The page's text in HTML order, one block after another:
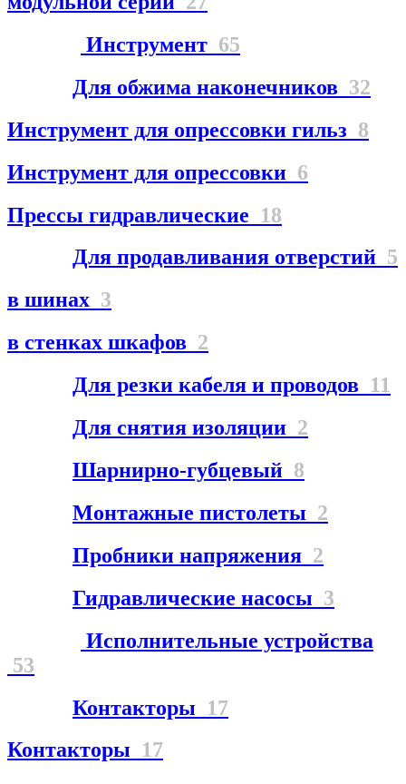
Инструмент 65
Для обжима наконечников 32
Инструмент для опрессовки гильз 8
Инструмент для опрессовки 6
Прессы гидравлические 18
Для продавливания отверстий 5
в шинах 3
в стенках шкафов 2
Для резки кабеля и проводов 11
Для снятия изоляции 2
Шарнирно-губцевый 8
Монтажные пистолеты 2
Пробники напряжения 2
Гидравлические насосы 3
Исполнительные устройства
53
Контакторы 17
Контакторы 17